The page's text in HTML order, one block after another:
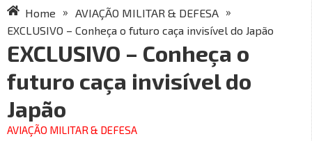
Home » AVIAÇÃO MILITAR & DEFESA »
EXCLUSIVO – Conheça o futuro caça invisível do Japão
EXCLUSIVO – Conheça o
futuro caça invisível do
Japão
AVIAÇÃO MILITAR & DEFESA